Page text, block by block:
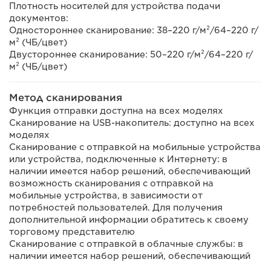
Плотность носителей для устройства подачи
документов:
Одностороннее сканирование: 38–220 г/м²/64–220 г/
м² (ЧБ/цвет)
Двустороннее сканирование: 50–220 г/м²/64–220 г/
м² (ЧБ/цвет)
Метод сканирования
Функция отправки доступна на всех моделях
Сканирование на USB-накопитель: доступно на всех
моделях
Сканирование с отправкой на мобильные устройства
или устройства, подключенные к Интернету: в
наличии имеется набор решений, обеспечивающий
возможность сканирования с отправкой на
мобильные устройства, в зависимости от
потребностей пользователей. Для получения
дополнительной информации обратитесь к своему
торговому представителю
Сканирование с отправкой в облачные службы: в
наличии имеется набор решений, обеспечивающий